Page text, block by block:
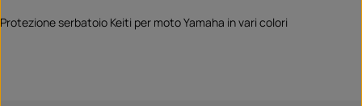
Protezione serbatoio Keiti per moto Yamaha in vari colori